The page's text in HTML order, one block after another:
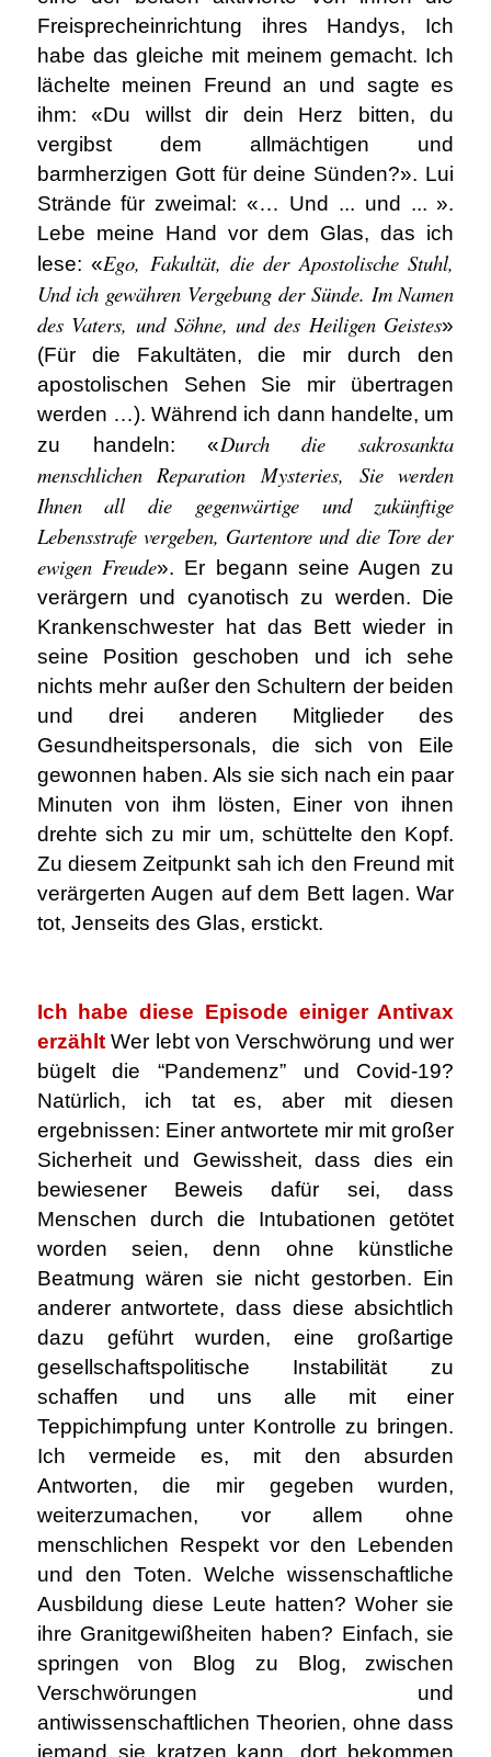
Freisprecheinrichtung ihres Handys, Ich
habe das gleiche mit meinem gemacht. Ich
lächelte meinen Freund an und sagte es
ihm: «Du willst dir dein Herz bitten, du
vergibst dem allmächtigen und
barmherzigen Gott für deine Sünden?». Lui
Strände für zweimal: «… Und ... und ... ».
Lebe meine Hand vor dem Glas, das ich
lese: «Ego, Fakultät, die der Apostolische Stuhl,
Und ich gewähren Vergebung der Sünde. Im Namen
des Vaters, und Söhne, und des Heiligen Geistes»
(Für die Fakultäten, die mir durch den
apostolischen Sehen Sie mir übertragen
werden …). Während ich dann handelte, um
zu handeln: «Durch die sakrosankta
menschlichen Reparation Mysteries, Sie werden
Ihnen all die gegenwärtige und zukünftige
Lebensstrafe vergeben, Gartentore und die Tore der
ewigen Freude». Er begann seine Augen zu
verärgern und cyanotisch zu werden. Die
Krankenschwester hat das Bett wieder in
seine Position geschoben und ich sehe
nichts mehr außer den Schultern der beiden
und drei anderen Mitglieder des
Gesundheitspersonals, die sich von Eile
gewonnen haben. Als sie sich nach ein paar
Minuten von ihm lösten, Einer von ihnen
drehte sich zu mir um, schüttelte den Kopf.
Zu diesem Zeitpunkt sah ich den Freund mit
verärgerten Augen auf dem Bett lagen. War
tot, Jenseits des Glas, erstickt.
Ich habe diese Episode einiger Antivax
erzählt Wer lebt von Verschwörung und wer
bügelt die “Pandemenz” und Covid-19?
Natürlich, ich tat es, aber mit diesen
ergebnissen: Einer antwortete mir mit großer
Sicherheit und Gewissheit, dass dies ein
bewiesener Beweis dafür sei, dass
Menschen durch die Intubationen getötet
worden seien, denn ohne künstliche
Beatmung wären sie nicht gestorben. Ein
anderer antwortete, dass diese absichtlich
dazu geführt wurden, eine großartige
gesellschaftspolitische Instabilität zu
schaffen und uns alle mit einer
Teppichimpfung unter Kontrolle zu bringen.
Ich vermeide es, mit den absurden
Antworten, die mir gegeben wurden,
weiterzumachen, vor allem ohne
menschlichen Respekt vor den Lebenden
und den Toten. Welche wissenschaftliche
Ausbildung diese Leute hatten? Woher sie
ihre Granitgewißheiten haben? Einfach, sie
springen von Blog zu Blog, zwischen
Verschwörungen und
antiwissenschaftlichen Theorien, ohne dass
jemand sie kratzen kann, dort bekommen